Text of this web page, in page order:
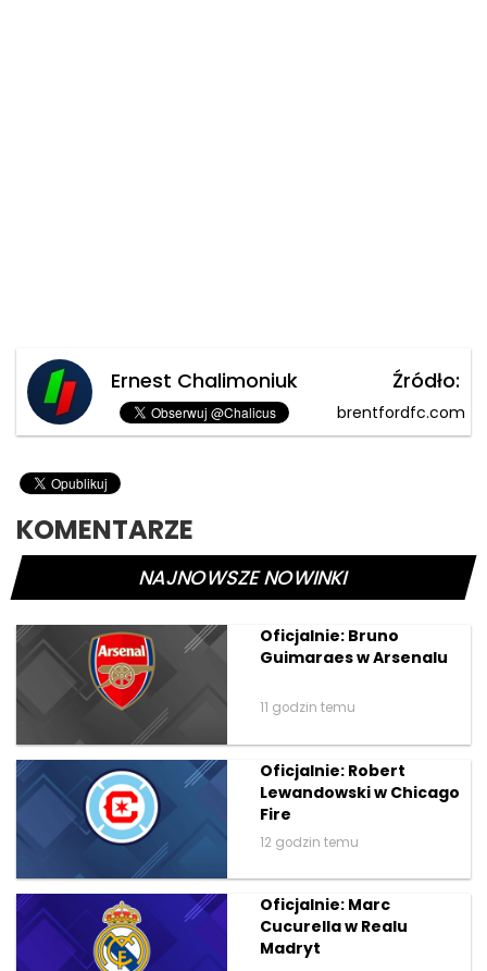
Ernest Chalimoniuk Źródło:
brentfordfc.com
KOMENTARZE
NAJNOWSZE NOWINKI
Oficjalnie: Bruno
Guimaraes w Arsenalu
11 godzin temu
Oficjalnie: Robert
Lewandowski w Chicago
Fire
12 godzin temu
Oficjalnie: Marc
Cucurella w Realu
Madryt